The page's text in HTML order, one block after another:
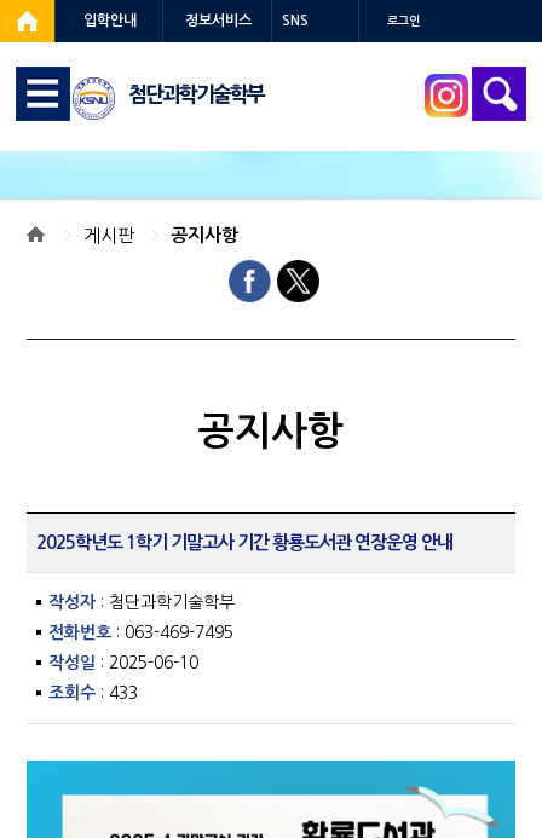
입학안내 정보서비스 SNS 로그인
첨단과학기술학부
게시판 공지사항
공지사항
2025학년도 1학기 기말고사 기간 황룡도서관 연장운영 안내
작성자 : 첨단과학기술학부
전화번호 : 063-469-7495
작성일 : 2025-06-10
조회수 : 433